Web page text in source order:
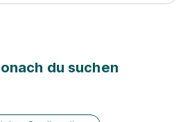
du suchen